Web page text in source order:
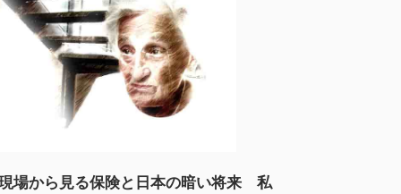
場から見る保険と日本の暗い将来 私